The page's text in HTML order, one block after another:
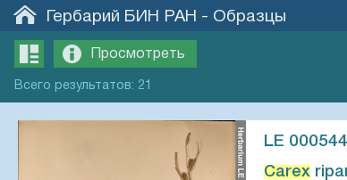
Гербарий БИН РАН - Образцы
Просмотреть
Всего результатов: 21
LE
Carex